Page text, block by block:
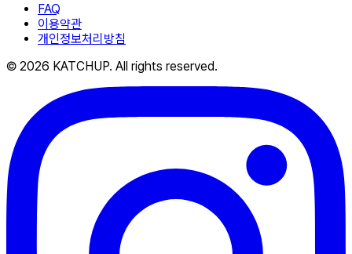
FAQ
이용약관
개인정보처리방침
© 2026 KATCHUP. All rights reserved.